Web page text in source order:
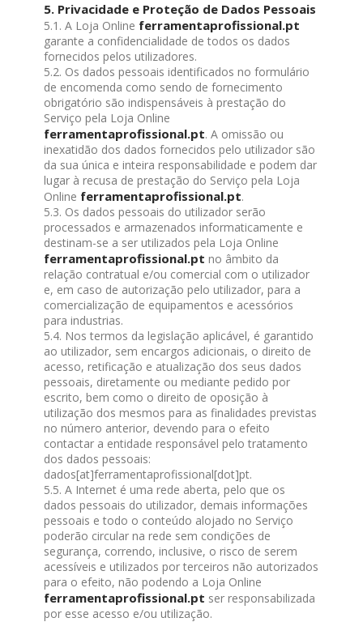
5. Privacidade e Proteção de Dados Pessoais
5.1. A Loja Online ferramentaprofissional.pt
garante a confidencialidade de todos os dados
fornecidos pelos utilizadores.
5.2. Os dados pessoais identificados no formulário
de encomenda como sendo de fornecimento
obrigatório são indispensáveis à prestação do
Serviço pela Loja Online
ferramentaprofissional.pt. A omissão ou
inexatidão dos dados fornecidos pelo utilizador são
da sua única e inteira responsabilidade e podem dar
lugar à recusa de prestação do Serviço pela Loja
Online ferramentaprofissional.pt.
5.3. Os dados pessoais do utilizador serão
processados e armazenados informaticamente e
destinam-se a ser utilizados pela Loja Online
ferramentaprofissional.pt no âmbito da
relação contratual e/ou comercial com o utilizador
e, em caso de autorização pelo utilizador, para a
comercialização de equipamentos e acessórios
para industrias.
5.4. Nos termos da legislação aplicável, é garantido
ao utilizador, sem encargos adicionais, o direito de
acesso, retificação e atualização dos seus dados
pessoais, diretamente ou mediante pedido por
escrito, bem como o direito de oposição à
utilização dos mesmos para as finalidades previstas
no número anterior, devendo para o efeito
contactar a entidade responsável pelo tratamento
dos dados pessoais:
dados[at]ferramentaprofissional[dot]pt.
5.5. A Internet é uma rede aberta, pelo que os
dados pessoais do utilizador, demais informações
pessoais e todo o conteúdo alojado no Serviço
poderão circular na rede sem condições de
segurança, correndo, inclusive, o risco de serem
acessíveis e utilizados por terceiros não autorizados
para o efeito, não podendo a Loja Online
ferramentaprofissional.pt ser responsabilizada
por esse acesso e/ou utilização.